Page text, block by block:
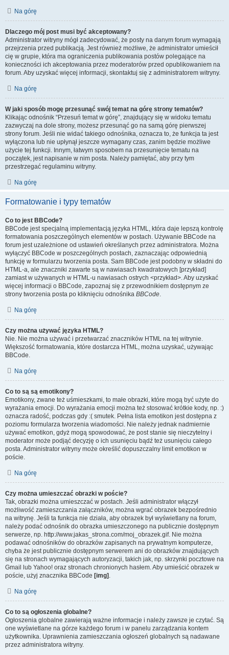
Na górę
Dlaczego mój post musi być akceptowany?
Administrator witryny mógł zadecydować, że posty na danym forum wymagają
przejrzenia przed publikacją. Jest również możliwe, że administrator umieścił
cię w grupie, która ma ograniczenia publikowania postów polegające na
konieczności ich akceptowania przez moderatorów przed opublikowaniem na
forum. Aby uzyskać więcej informacji, skontaktuj się z administratorem witryny.
Na górę
W jaki sposób mogę przesunąć swój temat na górę strony tematów?
Klikając odnośnik “Przesuń temat w górę”, znajdujący się w widoku tematu
zazwyczaj na dole strony, możesz przesunąć go na samą górę pierwszej
strony forum. Jeśli nie widać takiego odnośnika, oznacza to, że funkcja ta jest
wyłączona lub nie upłynął jeszcze wymagany czas, zanim będzie możliwe
użycie tej funkcji. Innym, łatwym sposobem na przesunięcie tematu na
początek, jest napisanie w nim posta. Należy pamiętać, aby przy tym
przestrzegać regulaminu witryny.
Na górę
Formatowanie i typy tematów
Co to jest BBCode?
BBCode jest specjalną implementacją języka HTML, która daje lepszą kontrolę
formatowania poszczególnych elementów w postach. Używanie BBCode na
forum jest uzależnione od ustawień określanych przez administratora. Można
wyłączyć BBCode w poszczególnych postach, zaznaczając odpowiednią
funkcję w formularzu tworzenia posta. Sam BBCode jest podobny w składni do
HTML-a, ale znaczniki zawarte są w nawiasach kwadratowych [przykład]
zamiast w używanych w HTML-u nawiasach ostrych <przykład>. Aby uzyskać
więcej informacji o BBCode, zapoznaj się z przewodnikiem dostępnym ze
strony tworzenia posta po kliknięciu odnośnika BBCode.
Na górę
Czy można używać języka HTML?
Nie. Nie można używać i przetwarzać znaczników HTML na tej witrynie.
Większość formatowania, które dostarcza HTML, można uzyskać, używając
BBCode.
Na górę
Co to są są emotikony?
Emotikony, zwane też uśmieszkami, to małe obrazki, które mogą być użyte do
wyrażania emocji. Do wyrażania emocji można też stosować krótkie kody, np. :)
oznacza radość, podczas gdy :( smutek. Pełna lista emotikon jest dostępna z
poziomu formularza tworzenia wiadomości. Nie należy jednak nadmiernie
używać emotikon, gdyż mogą spowodować, że post stanie się nieczytelny i
moderator może podjąć decyzję o ich usunięciu bądź też usunięciu całego
posta. Administrator witryny może określić dopuszczalny limit emotikon w
poście.
Na górę
Czy można umieszczać obrazki w poście?
Tak, obrazki można umieszczać w postach. Jeśli administrator włączył
możliwość zamieszczania załączników, można wgrać obrazek bezpośrednio
na witrynę. Jeśli ta funkcja nie działa, aby obrazek był wyświetlany na forum,
należy podać odnośnik do obrazka umieszczonego na publicznie dostępnym
serwerze, np. http://www.jakas_strona.com/moj_obrazek.gif. Nie można
podawać odnośników do obrazków zapisanych na prywatnym komputerze,
chyba że jest publicznie dostępnym serwerem ani do obrazków znajdujących
się na stronach wymagających autoryzacji, takich jak, np. skrzynki pocztowe na
Gmail lub Yahoo! oraz stronach chronionych hasłem. Aby umieścić obrazek w
poście, użyj znacznika BBCode [img] .
Na górę
Co to są ogłoszenia globalne?
Ogłoszenia globalne zawierają ważne informacje i należy zawsze je czytać. Są
one wyświetlane na górze każdego forum i w panelu zarządzania kontem
użytkownika. Uprawnienia zamieszczania ogłoszeń globalnych są nadawane
przez administratora witryny.